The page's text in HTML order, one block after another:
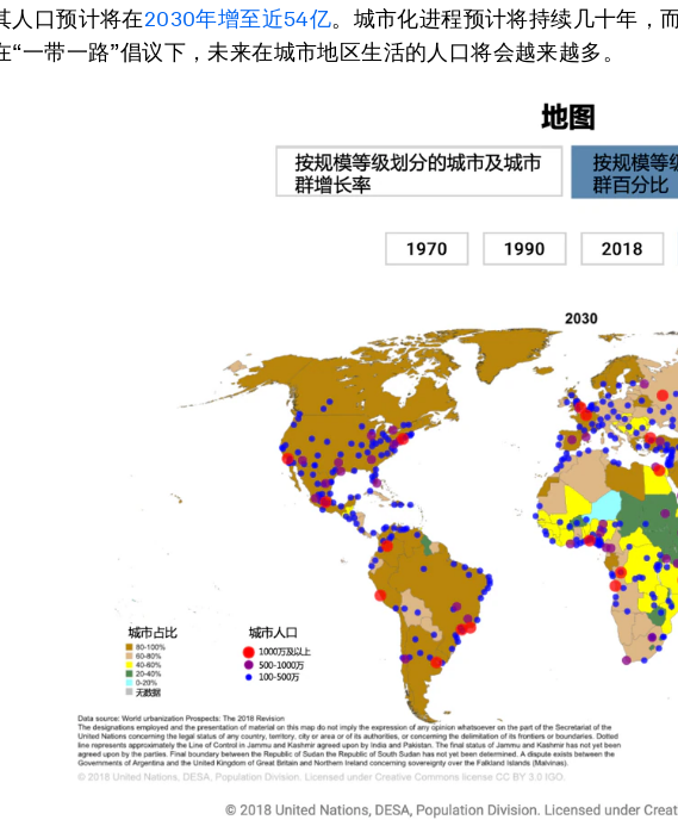
人口预计将在2030年增至近54亿。城市化进程预计将持续几十年，
“一带一路”倡议下，未来在城市地区生活的人口将会越来越多。